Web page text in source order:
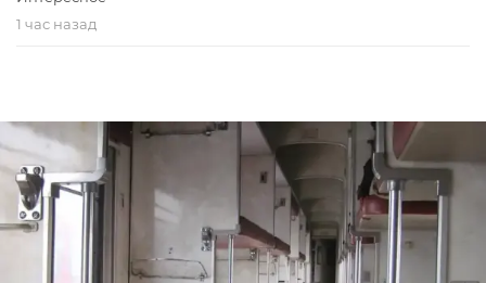
1 час назад